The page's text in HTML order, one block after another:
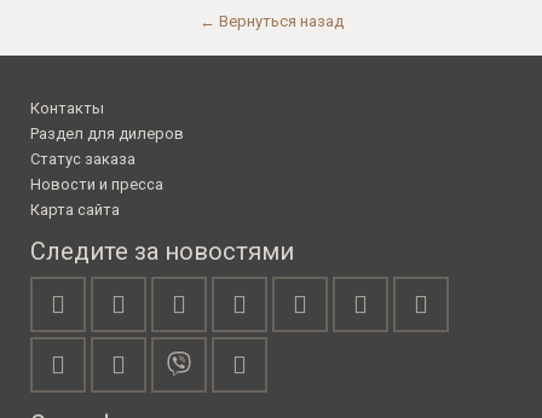
← Вернуться назад
Контакты
Раздел для дилеров
Статус заказа
Новости и пресса
Карта сайта
Следите за новостями